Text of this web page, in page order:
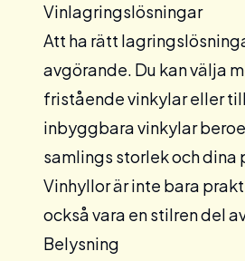
Vinlagringslösningar
Att ha rätt
avgörande. Du kan välja
friståendevinkylar eller
inbyggbaravinkylar
samlings storlek och dina
Vinhyllor är inte bara
också vara en stilren del
Belysning